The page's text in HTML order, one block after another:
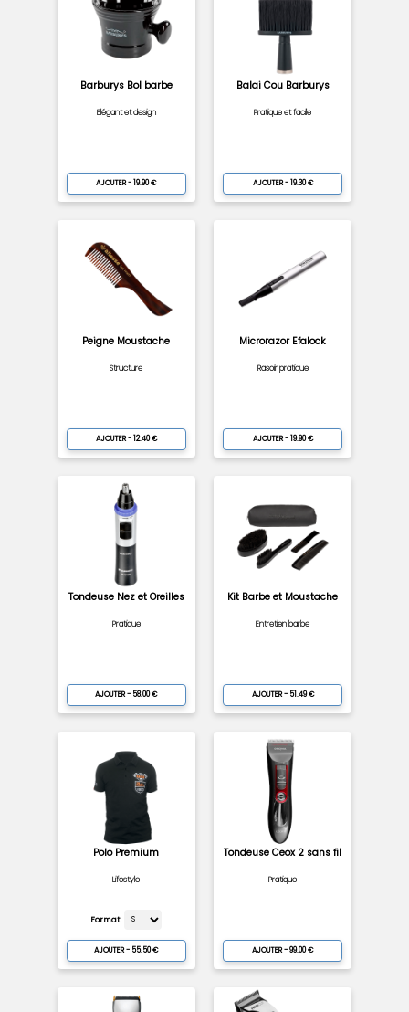
Barburys Bol barbe
Elégant et design
AJOUTER - 19.90 €
Balai Cou Barburys
Pratique et facile
AJOUTER - 19.30 €
Peigne Moustache
Structure
AJOUTER - 12.40 €
Microrazor Efalock
Rasoir pratique
AJOUTER - 19.90 €
Tondeuse Nez et Oreilles
Pratique
AJOUTER - 58.00 €
Kit Barbe et Moustache
Entretien barbe
AJOUTER - 51.49 €
Polo Premium
Lifestyle
Format
AJOUTER - 55.50 €
Tondeuse Ceox 2 sans fil
Pratique
AJOUTER - 99.00 €